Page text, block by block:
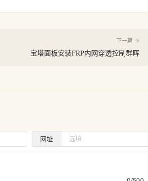
下一篇 →
宝塔面板安装FRP内网穿透控制群晖
网址